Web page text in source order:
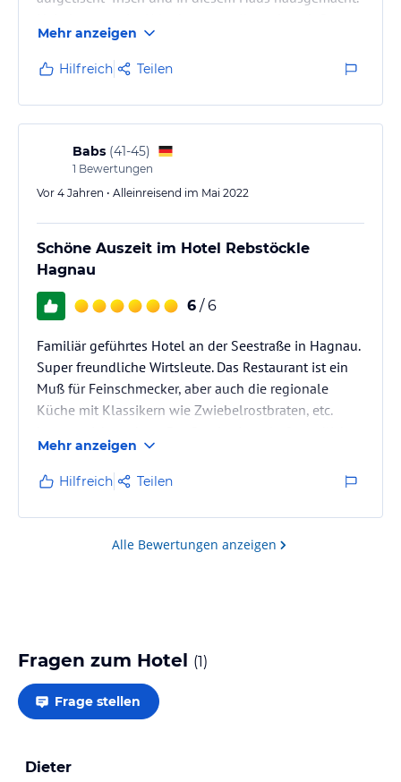
Mehr anzeigen
Hilfreich Teilen
Babs (41-45)
1 Bewertungen
Vor 4 Jahren • Alleinreisend im Mai 2022
Schöne Auszeit im Hotel Rebstöckle
Hagnau
6 / 6
Familiär geführtes Hotel an der Seestraße in Hagnau.
Super freundliche Wirtsleute. Das Restaurant ist ein
Muß für Feinschmecker, aber auch die regionale
Küche mit Klassikern wie Zwiebelrostbraten, etc.
und aufmerksam. Das Frühstück war lecker. Rundum
ein schöner Aufenthalt bei Familie Huber. Vielen Dank
Mehr anzeigen
Hilfreich Teilen
Alle Bewertungen anzeigen
Fragen zum Hotel (1)
Frage stellen
Dieter